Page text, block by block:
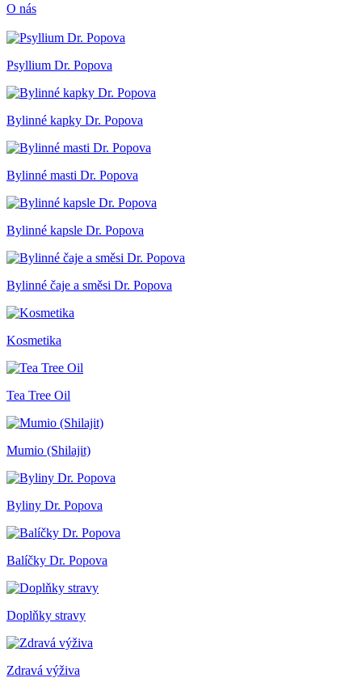
O nás
Psyllium Dr. Popova
Bylinné kapky Dr. Popova
Bylinné masti Dr. Popova
Bylinné kapsle Dr. Popova
Bylinné čaje a směsi Dr. Popova
Kosmetika
Tea Tree Oil
Mumio (Shilajit)
Byliny Dr. Popova
Balíčky Dr. Popova
Doplňky stravy
Zdravá výživa